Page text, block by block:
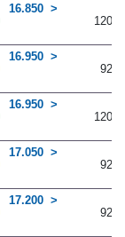
16.850
120
16.950
92
16.950
120
17.050
92
17.200
92